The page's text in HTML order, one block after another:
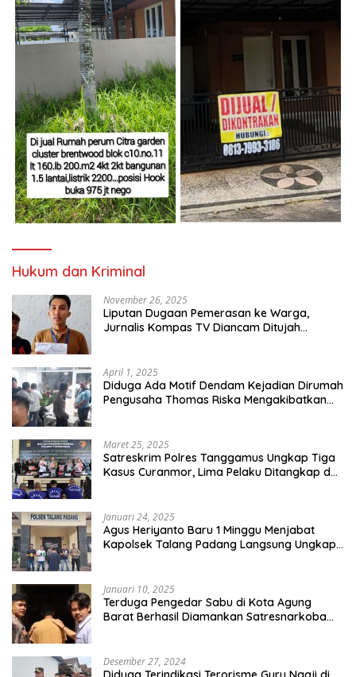
Hukum dan Kriminal
November 26, 2025
Liputan Dugaan Pemerasan ke Warga,
Jurnalis Kompas TV Diancam Ditujah
April 1, 2025
Diduga Ada Motif Dendam Kejadian Dirumah
Pengusaha Thomas Riska Mengakibatkan
Maret 25, 2025
Satreskrim Polres Tanggamus Ungkap Tiga
Kasus Curanmor, Lima Pelaku Ditangkap dan
Januari 24, 2025
Agus Heriyanto Baru 1 Minggu Menjabat
Kapolsek Talang Padang Langsung Ungkap
Januari 10, 2025
Terduga Pengedar Sabu di Kota Agung
Barat Berhasil Diamankan Satresnarkoba
Desember 27, 2024